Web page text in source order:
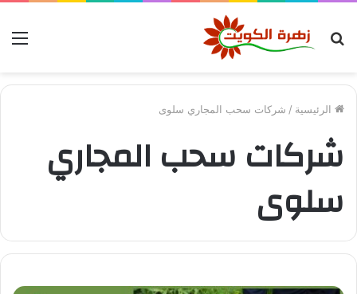
بحث
الرئيسية / شركات سحب المجاري سلوى
شركات سحب المجاري
سلوى